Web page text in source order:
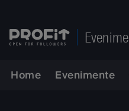
Home Evenimente